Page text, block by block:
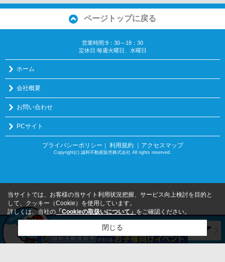
ページトップに戻る
営業時間:9：30～18：30
定休日:毎週火曜日、水曜日
ホーム
会社概要
お問い合わせ
PCサイト
プライバシーポリシー ｜ 利用規約 ｜アクセスマップ
Copyright(c) 誠和不動産販売株式会社 All rights reserved.
当サイトでは、お客様の当サイト利用状況把握、サービス向上検討を目的と
して、クッキー（Cookie）を使用しています。
詳しくは、当社の 「Cookieの取扱いについて」 をご確認ください。
閉じる